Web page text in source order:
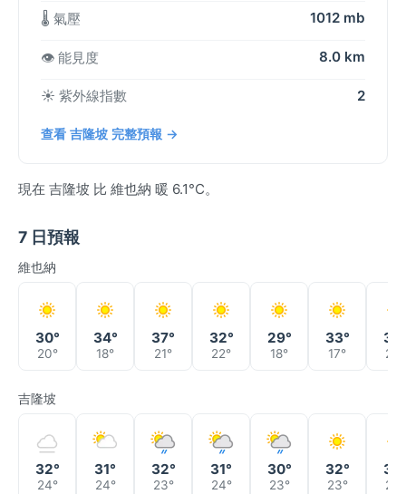
🌡️ 氣壓 1012 mb
👁️ 能見度 8.0 km
☀️ 紫外線指數 2
查看 吉隆坡 完整預報 →
現在 吉隆坡 比 維也納 暖 6.1°C。
7 日預報
維也納
30°
20°
34°
18°
37°
21°
32°
22°
29°
18°
33°
17° 20°
吉隆坡
32°
24°
31°
24°
32°
23°
31°
24°
30°
23°
32°
23° 23°